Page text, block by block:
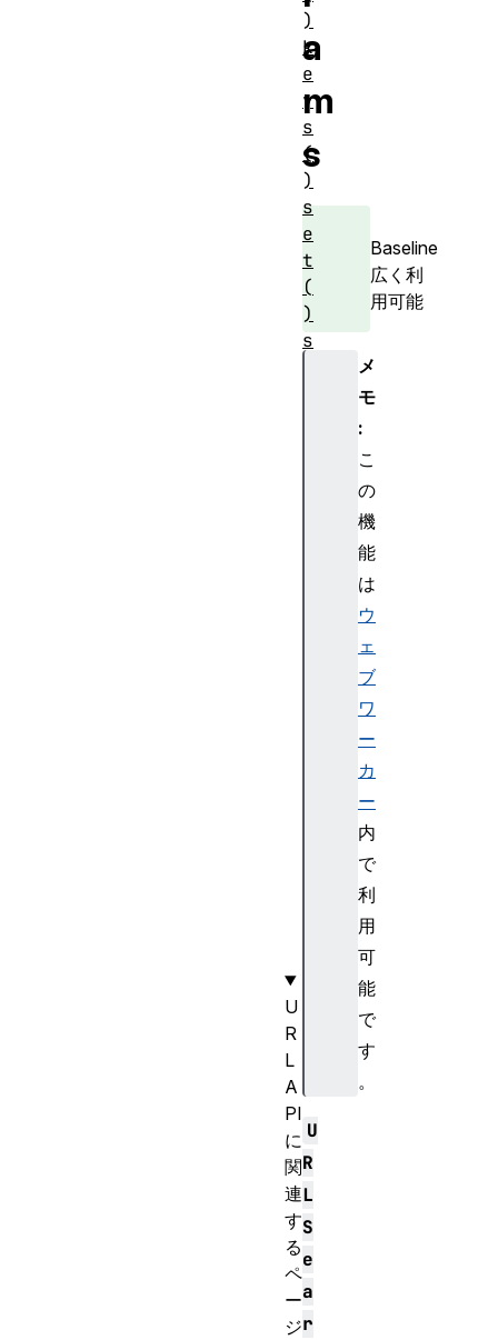
a
m
s
Baseline
広く利
用可能
メ
モ
:
こ
の
機
能
は
ウ
ェ
ブ
ワ
ー
カ
ー
内
で
利
用
可
能
で
す
。
U
R
L
S
e
a
r
)
k
e
y
s
(
)
s
e
t
(
)
s
U
R
L
A
PI
に
関
連
す
る
ペ
ー
ジ